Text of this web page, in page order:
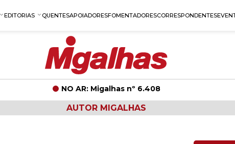
EDITORIAS QUENTESAPOIADORESFOMENTADORESCORRESPONDENTES
NO AR: Migalhas nº 6.408
AUTOR MIGALHAS